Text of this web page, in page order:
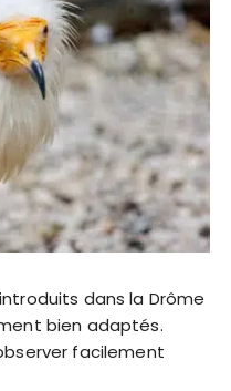
dans la Drôme
bien adaptés.
facilement